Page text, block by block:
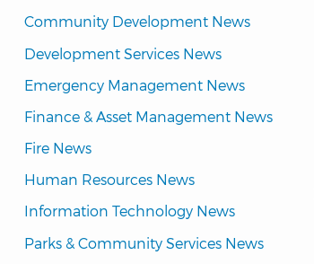
Community Development News
Development Services News
Emergency Management News
Finance & Asset Management News
Fire News
Human Resources News
Information Technology News
Parks & Community Services News